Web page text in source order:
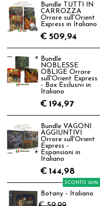
Bundle TUTTI IN
CARROZZA
Orrore sull'Orient
Express in Italiano
€ 509,94
Bundle
NOBLESSE
OBLIGE Orrore
sull'Orient Express
- Box Esclusivi in
Italiano
€ 194,97
Bundle VAGONI
AGGIUNTIVI
Orrore sull'Orient
Express -
Espansioni in
Italiano
€ 144,98
Botany - Italiano
SCONTO 20%